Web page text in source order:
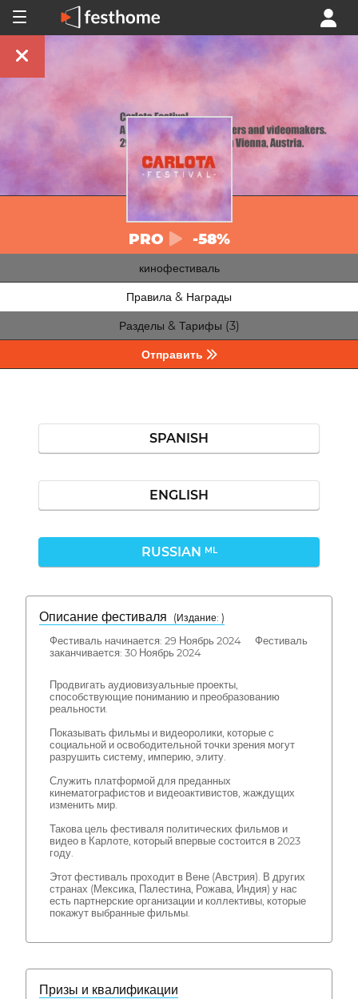
PRO -58%
кинофестиваль
Правила & Награды
Разделы & Тарифы (3)
Отправить
SPANISH
ENGLISH
RUSSIAN ML
Описание фестиваля
( Издание: )
Фестиваль начинается: 29 Ноябрь 2024 Фестиваль
заканчивается: 30 Ноябрь 2024
Продвигать аудиовизуальные проекты,
способствующие пониманию и преобразованию
реальности.
Показывать фильмы и видеоролики, которые с
социальной и освободительной точки зрения могут
разрушить систему, империю, элиту.
Служить платформой для преданных
кинематографистов и видеоактивистов, жаждущих
изменить мир.
Такова цель фестиваля политических фильмов и
видео в Карлоте, который впервые состоится в 2023
году.
Этот фестиваль проходит в Вене (Австрия). В других
странах (Мексика, Палестина, Рожава, Индия) у нас
есть партнерские организации и коллективы, которые
покажут выбранные фильмы.
Призы и квалификации